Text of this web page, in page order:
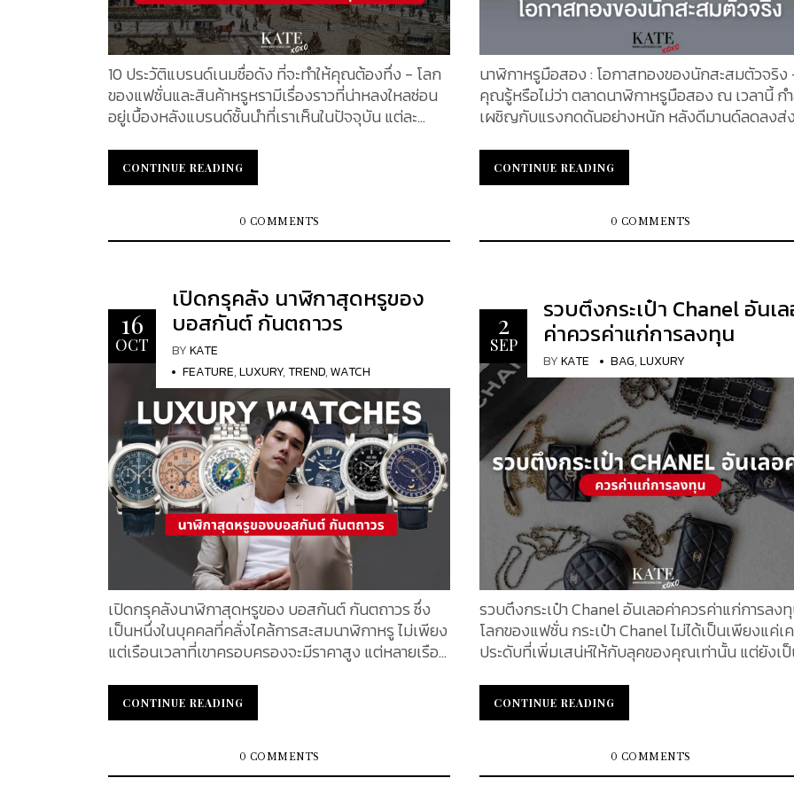
10 ประวัติแบรนด์เนมชื่อดัง ที่จะทำให้คุณต้องทึ่ง - โลก
ของแฟชั่นและสินค้าหรูหรามีเรื่องราวที่น่าหลงใหลซ่อน
อยู่เบื้องหลังแบรนด์ชั้นนำที่เราเห็นในปัจจุบัน แต่ละ
วิเคราะห์อย่างรอบคอบและการทดลองตลาดเพื่อ
สร้างสรรค์ผลงานที่ตอบโจทย์ผู้บริโภค จากการล้มลุก
ปีจนกลายเป็นตำนาน ในวันนี้ KATE XOXO จะพาคุณไป
รู้จักประวัติศาสตร์และเรื่องราวเบื้องหลังของ 10 ประวัติ
ก่อน 1. Louis Vuitton แบรนด์ Louis Vuitton ก่อตั้งขึ้น
ในปี 1854 โดย มองซิเออ หลุยส์ วิตตอง ในกรุงปารีส
ประเทศฝรั่งเศส ด้วยความเชี่ยวชาญในการออกแบบ
กระเป๋าเดินทางที่มีน้ำหนักเบา แข็งแรง และกันน้ำ หลุยส์
วิตตอง ได้ปฏิวัติวงการการเดินทางด้วยการสร้างหีบ
เดินทางที่มีดีไซน์ทันสมัย และแตกต่างจากหีบทรงโดมใน
ยุคนั้น โดยสามารถซ้อนเก็บได้ง่าย ผลงานชิ้นแรกอย่าง
หีบ Trianon (หีบรูปทรงสี่เหลี่ยมผืนผ้า) ได้รับความนิยม
ในหมู่ชนชั้นสูงอย่างรวดเร็ว ทำให้ Louis Vuitton กลาย
เป็นแบรนด์ที่โดดเด่นในด้านความหรูหรา และคุณภาพ
ความสำเร็จและการเติบโตระดับโลก จอร์จ วิตตอง
(Georges Vuitton) จากธุรกิจครอบครัวเล็ก ๆ Louis
Vuitton ได้ขยายอาณาจักรอย่างต่อเนื่องผ่านการเปิดตัว
ลายโมโนแกรมอันเป็นเอกลักษณ์ในปี 1896 โดย จอร์จ วิ
ตตอง บุตรชายของหลุยส์ ลายนี้กลายเป็นสัญลักษณ์
ของความหรูหราและป้องกันการลอกเลียนแบบ ปัจจุบัน
Louis Vuitton เป็นส่วนหนึ่งของกลุ่ม LVMH ซึ่งเป็นก
ลุ่มสินค้าหรูที่ใหญ่ที่สุดในโลก โดยยังคงนำเสนอสินค้า
แฟชั่น กระเป๋า รองเท้า และเครื่องประดับที่สะท้อนความ
เป็นเลิศของงานฝีมือและความคิดสร้างสรรค์ พร้อมการ
ร่วมงานกับดีไซเนอร์ระดับโลก เช่น Marc Jacobs และ
CONTINUE READING
CONTINUE READING
0 COMMENTS
นาฬิกาหรูมือสอง : โอกาสทองของนักสะสมตัวจริง
คุณรู้หรือไม่ว่า ตลาดนาฬิกาหรูมือสอง ณ เวลานี้ ก
เผชิญกับแรงกดดันอย่างหนัก หลังดีมานด์ลดลงส่
Rolex, Patek Philippe และ Audemars Piguet กำลั
ซื้อขายใกล้ระดับราคาต่ำสุดในรอบสองปี ตัวอย่างเช่น
เคยเป็นตัวท็อปในปี 2565 ราคาลดลงกว่า 35% เหลือ
เพียง 71,692 ดอลลาร์ (ประมาณ 2,365,835 บาท)
สำคัญถึง 28% และ 25% ตามลำดับ สถานการณ์นี้
สะท้อนถึงความเปลี่ยนแปลงในพฤติกรรมผู้บริโภคที่
กระทบต่อตลาดนาฬิกาหรูทั่วโลก นักสะสมนาฬิกากลั
เข้าสู่ตลาด ดันดีมานด์เพิ่มขึ้นในรุ่นยอดนิยม แม้ตล
นาฬิกาหรูจะเผชิญแรงกดดันด้านราคาลดลงในช่วงที่
ผ่านมา แต่เหล่านักสะสมตัวจริงกลับใช้โอกาสนี้ในกา
ลับมาซื้อ-ขายอย่างคึกคัก ส่งผลให้ปริมาณการซื้อใน
ตลาดเพิ่มขึ้น โดยเฉพาะนาฬิการุ่นยอดนิยมที่ยังคง
ได้ยาก ทำให้โอกาสในการครอบครองนาฬิกาคุณภาพ
เยี่ยมตกอยู่ในมือนักสะสมตัวจริงมากขึ้น สำหรับวัน
จะพาคุณไปสำรวจสถิติราคานาฬิกายอดนิยม 5 รุ่นที่
ลงทุน จาก Bloomberg Subdial Watch Index ที่คุ
ไม่ควรพลาด เรือนที่ 1 Rolex Pepsi GMT Master II Ref.
126710BLRO เป็นหนึ่งในนาฬิกาที่ได้รับความนิยมแ
ยากที่สุด ด้วยการออกแบบที่พัฒนาจากรุ่น Ref.
ในปี 1950 เพื่อช่วยนักบิน Pan...
CONTINUE READING
CONTINUE READING
0 COMMENTS
16
OCT
เปิดกรุคลัง นาฬิกาสุดหรูของ
บอสกันต์ กันตถาวร
BYKATE
FEATURE,LUXURY,TREND,WATCH
เปิดกรุคลังนาฬิกาสุดหรูของ บอสกันต์ กันตถาวร ซึ่ง
เป็นหนึ่งในบุคคลที่คลั่งไคล้การสะสมนาฬิกาหรู ไม่เพียง
แต่เรือนเวลาที่เขาครอบครองจะมีราคาสูง แต่หลายเรือน
ในคอลเลคชันของ บอสกันต์ มีหลากหลายแบรนด์นาฬิกา
ชั้นนำระดับโลก ไม่ว่าจะเป็น Patek Philippe, Rolex,
ล้วนมีชื่อเสียงโด่งดังในเรื่องของงานฝีมือที่ละเอียด
ประวัติศาสตร์ที่ยาวนาน และการออกแบบที่เป็น
CONTINUE READING
CONTINUE READING
0 COMMENTS
2
SEP
รวบตึงกระเป๋า Chanel อันเ
ค่าควรค่าแก่การลงทุน
BYKATE BAG,LUXURY
รวบตึงกระเป๋า Chanel อันเลอค่าควรค่าแก่การลง
โลกของแฟชั่น กระเป๋า Chanel ไม่ได้เป็นเพียงแค่เ
ประดับที่เพิ่มเสน่ห์ให้กับลุคของคุณเท่านั้น แต่ยังเ
เสื่อมคลาย การเป็นเจ้าของกระเป๋า Chanel ไม่ได้หมา
ถึงเพียงการครอบครองสินค้าแฟชั่น แต่ยังเป็นการ
อย่างต่อเนื่อง การเลือกกระเป๋า Chanel ที่เหมาะสม
สามารถเป็นกุญแจสำคัญในการรักษาและเพิ่มมูลค่า
CONTINUE READING
CONTINUE READING
0 COMMENTS